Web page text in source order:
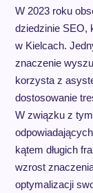
W 2023 roku
dziedzinie SEO,
w Kielcach.
znaczenie
korzysta z
dostosowanie
W związku z
kątem długich
wzrost
optymalizacji